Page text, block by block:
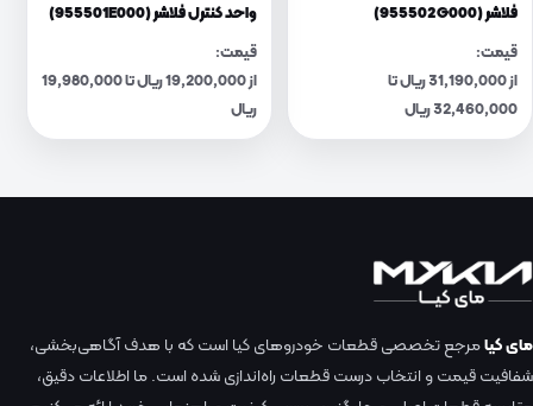
فلاشر (955502G000)
قیمت:
از 31,190,000 ریال تا
32,460,000 ریال
واحد کنترل فلاشر (955501E000)
قیمت:
از 19,200,000 ریال تا 19,980,000
ریال
مای کیامرجع تخصصی قطعات خودروهای کیا است که با هدف آگاهی‌بخشی،
شفافیت قیمت و انتخاب درست قطعات راه‌اندازی شده است. ما اطلاعات دقیق،